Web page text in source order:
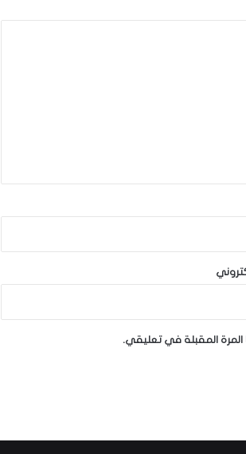
المرة المقبلة في تعليقي.